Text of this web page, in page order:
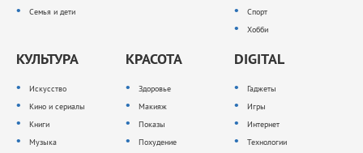
Семья и дети
Спорт
Хобби
КУЛЬТУРА
Искусство
Кино и сериалы
Книги
Музыка
КРАСОТА
Здоровье
Макияж
Показы
Похудение
DIGITAL
Гаджеты
Игры
Интернет
Технологии